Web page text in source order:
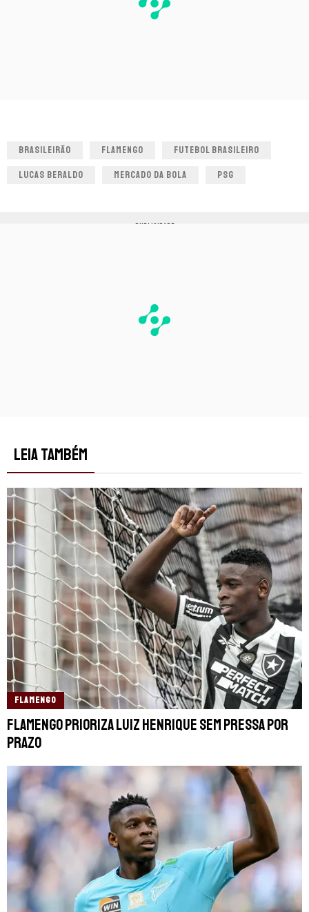
BRASILEIRÃO FLAMENGO FUTEBOL BRASILEIRO
LUCAS BERALDO MERCADO DA BOLA PSG
PUBLICIDADE
LEIA TAMBÉM
FLAMENGO
Flamengo prioriza Luiz Henrique sem pressa por
prazo